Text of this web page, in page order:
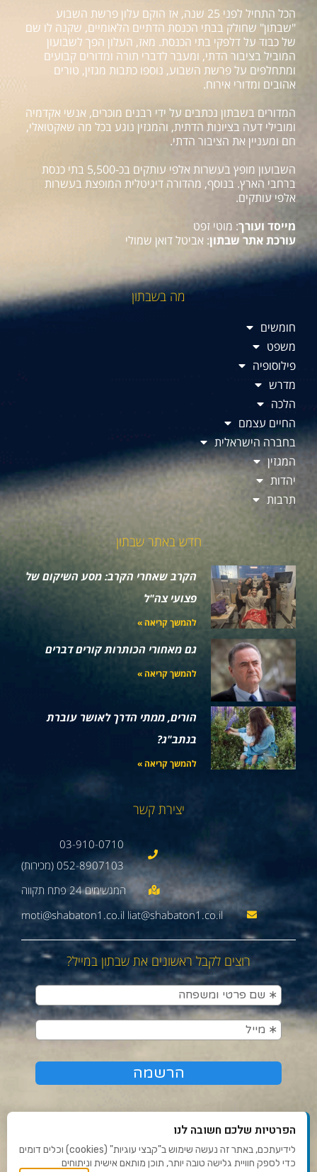
הכל התחיל לפני 25 שנה, אז הוקם עלון פרשת השבוע
"שבתון" שחולק בבתי הכנסת הדתיים הלאומיים, שקנה לו שם
של כבוד על דלפקי בתי הכנסת. מאז, העלון הפך לשבועון
המוביל בציבור הדתי, ומעבר לדברי תורה ומדורים קבועים
ומתחלפים על פרשת השבוע, נוספו כתבות מגזין, טורים
אהובים ומדורי אירוח.
המדורים בשבתון נכתבים על ידי רבנים מוכרים, אנשי אקדמיה
ומובילי דעה בציונות הדתית, והמגזין נוגע בכל מה שאקטואלי,
חם ומעניין את הציבור הדתי.
השבועון מופץ בעשרות אלפי עותקים בכ-5,500 בתי כנסת
ברחבי הארץ. בנוסף, מהדורה דיגיטלית המופצת בעשרות
אלפי עותקים.
מייסד ועורך: מוטי זפט
עורכת אתר שבתון: אביטל דואן שמולי
מה בשבתון
חומשים
משפט
פילוסופיה
מדרש
הלכה
החיים עצמם
בחברה הישראלית
המגזין
יהדות
תרבות
חדש באתר שבתון
הקרב שאחרי הקרב: מסע השיקום של
פצועי צה"ל
להמשך קריאה »
גם מאחורי הכותרות קורים דברים
להמשך קריאה »
הורים, ממתי הדרך לאושר עוברת
בנתב"ג?
להמשך קריאה »
יצירת קשר
03-910-0710
052-8907103 (מכירות)
moti@shabaton1.co.il liat@shabaton1.co.il
רוצים לקבל ראשונים את שבתון במייל?
תנאי שימוש ומדיניות פרטיות
הפרטיות שלכם חשובה לנו
לידיעתכם, באתר זה נעשה שימוש ב"קבצי עוגיות" (cookies) וכלים דומים
כדי לספק חוויית גלישה טובה יותר, תוכן מותאם אישית וניתוחים